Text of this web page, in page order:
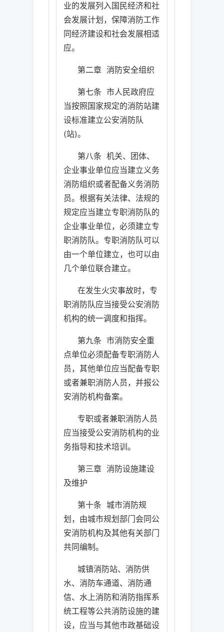
业的发展列入国民经济和社
会发展计划，保障消防工作
同经济建设和社会发展相适
应。
第二章 消防安全组织
第七条 市人民政府应
当按照国家规定的消防站建
设标准建立公安消防队
(站)。
第八条 机关、团体、
企业事业单位应当建立义务
消防组织或者配备义务消防
员。根据有关法律、法规的
规定应当建立专职消防队的
企业事业单位，必须建立专
职消防队。专职消防队可以
由一个单位建立，也可以由
几个单位联合建立。
在发生火灾事故时，专
职消防队应当接受公安消防
机构的统一调度和指挥。
第九条 市消防安全重
点单位必须配备专职消防人
员，其他单位应当配备专职
或者兼职消防人员，并报公
安消防机构备案。
专职或者兼职消防人员
应当接受公安消防机构的业
务指导和技术培训。
第三章 消防设施建设
及维护
第十条 城市消防规
划，由城市规划部门会同公
安消防机构及其他有关部门
共同编制。
城镇消防站、消防供
水、消防车通道、消防通
信、水上消防和消防指挥系
统工程等公共消防设施的建
设，应当与其他市政基础设